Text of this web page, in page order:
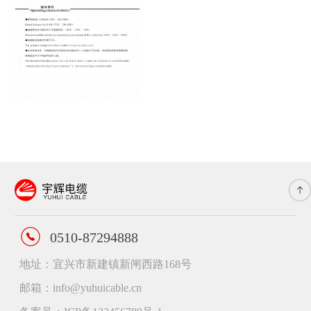
0510-87294888
地址：宜兴市新建镇新闸西路168号
邮箱：info@yuhuicable.cn